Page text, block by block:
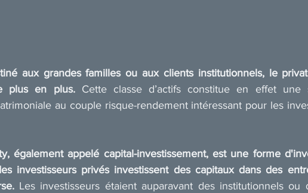
aux grandes familles ou aux clients institutionnels, le
plus en plus. Cette classe d’actifs constitue en effet une
au couple risque-rendement intéressant pour les
également appelé capital-investissement, est une forme
investisseurs privés investissent des capitaux dans des
Les investisseurs étaient auparavant des institutionnels ou